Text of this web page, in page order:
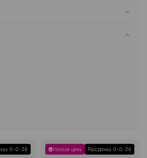
0-0-36 Низкая цена Рассрочка 0-0-36